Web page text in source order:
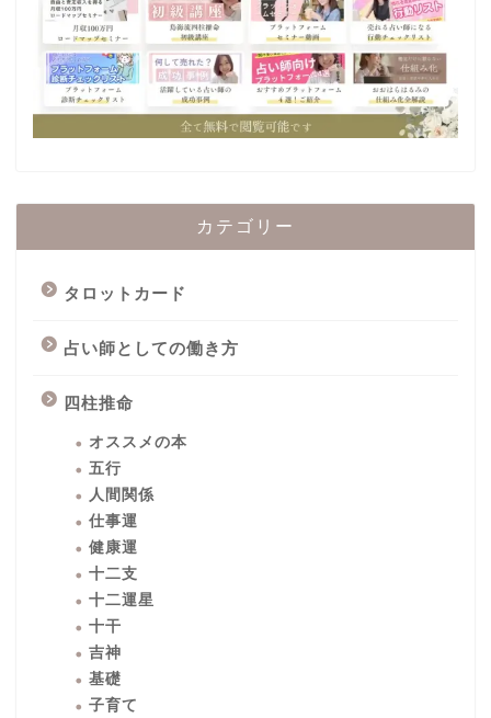
カテゴリー
タロットカード
占い師としての働き方
四柱推命
オススメの本
五行
人間関係
仕事運
健康運
十二支
十二運星
十干
吉神
基礎
子育て